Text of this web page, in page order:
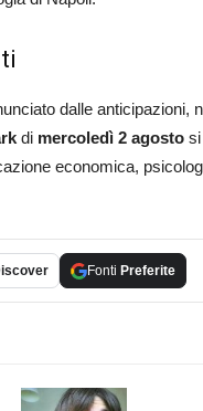
dalle anticipazioni,
di mercoledì 2 agosto
economica,
Fonti Preferite